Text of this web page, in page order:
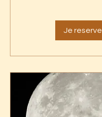
Je reserve